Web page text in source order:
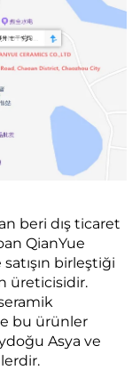
beri dış ticaret
QianYue
birleştiği
üreticisidir.
bu ürünler
Asya ve